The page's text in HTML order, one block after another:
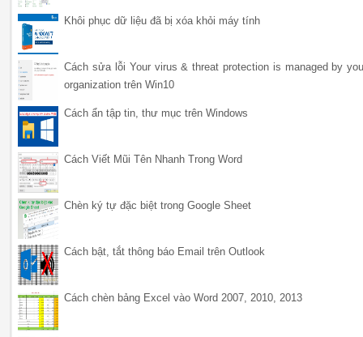
Khôi phục dữ liệu đã bị xóa khỏi máy tính
Cách sửa lỗi Your virus & threat protection is managed by
organization trên Win10
Cách ẩn tập tin, thư mục trên Windows
Cách Viết Mũi Tên Nhanh Trong Word
Chèn ký tự đặc biệt trong Google Sheet
Cách bật, tắt thông báo Email trên Outlook
Cách chèn bảng Excel vào Word 2007, 2010, 2013